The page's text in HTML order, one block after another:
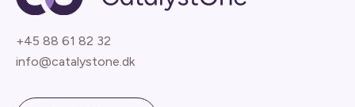
+45 88 61 82 32
info@catalystone.dk